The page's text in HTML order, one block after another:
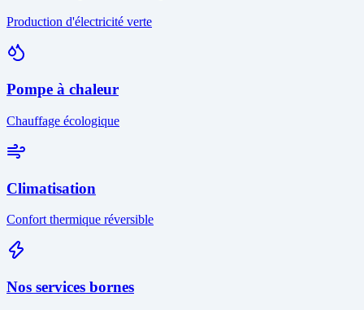
Production d'électricité verte
Pompe à chaleur
Chauffage écologique
Climatisation
Confort thermique réversible
Nos services bornes